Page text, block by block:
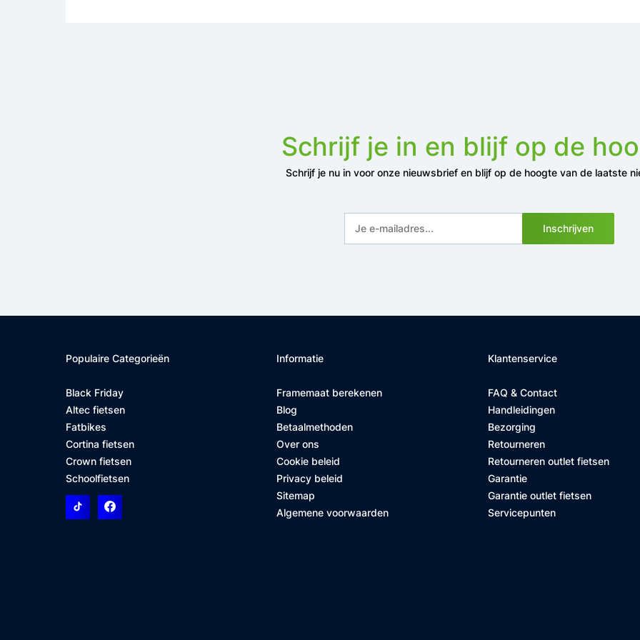
Schrijf je in en blijf op de
Schrijf je nu in voor onze nieuwsbrief en blijf op de hoogte van de laatste
Inschrijven
Populaire Categorieën
Black Friday
Altec fietsen
Fatbikes
Cortina fietsen
Crown fietsen
Schoolfietsen
Informatie
Framemaat berekenen
Blog
Betaalmethoden
Over ons
Cookie beleid
Privacy beleid
Sitemap
Algemene voorwaarden
Klantenservice
FAQ & Contact
Handleidingen
Bezorging
Retourneren
Retourneren outlet fietsen
Garantie
Garantie outlet fietsen
Servicepunten